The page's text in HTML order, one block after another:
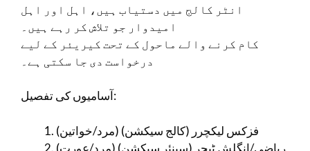
انٹر کالج میں دستیاب ہیں، اہل اور اہل
امیدوار جو تلاش کر رہے ہیں۔
کام کرنے والے ماحول کے تحت کیریئر کے لیے
درخواست دی جا سکتی ہے۔
آسامیوں کی تفصیل:
فزکس لیکچرر (کالج سیکشن) (مرد/خواتین)
ریاضی/انگلش ٹیچر (سینئر سیکشن) (مرد/عورت)